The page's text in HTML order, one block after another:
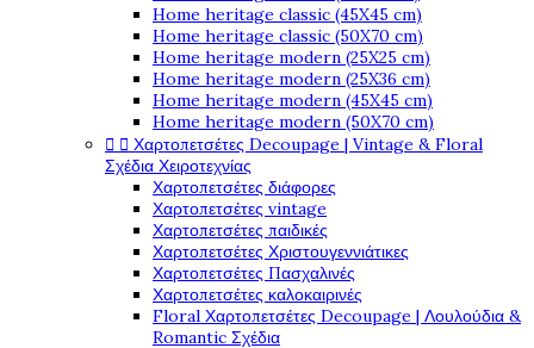
Home heritage classic (45X45 cm)
Home heritage classic (50X70 cm)
Home heritage modern (25X25 cm)
Home heritage modern (25X36 cm)
Home heritage modern (45X45 cm)
Home heritage modern (50X70 cm)
  Χαρτοπετσέτες Decoupage | Vintage & Floral
Σχέδια Χειροτεχνίας
Χαρτοπετσέτες διάφορες
Χαρτοπετσέτες vintage
Χαρτοπετσέτες παιδικές
Χαρτοπετσέτες Χριστουγεννιάτικες
Χαρτοπετσέτες Πασχαλινές
Χαρτοπετσέτες καλοκαιρινές
Floral Χαρτοπετσέτες Decoupage | Λουλούδια &
Romantic Σχέδια